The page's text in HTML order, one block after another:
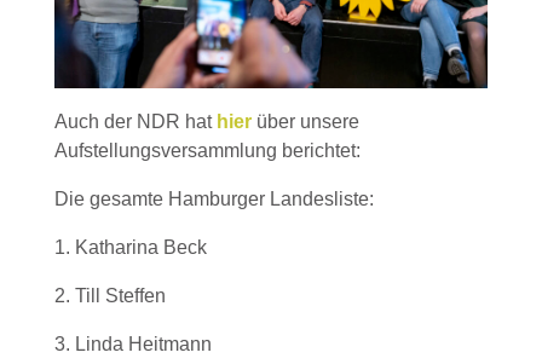
Auch der NDR hat hier über unsere
Aufstellungsversammlung berichtet:
Die gesamte Hamburger Landesliste:
1. Katharina Beck
2. Till Steffen
3. Linda Heitmann